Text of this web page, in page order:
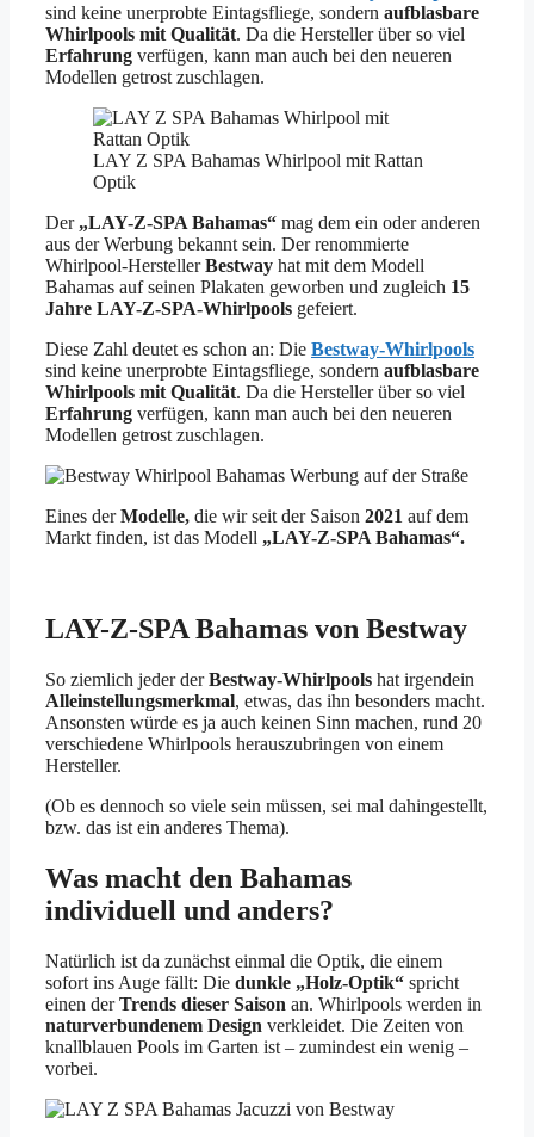
sind keine unerprobte Eintagsfliege, sondern aufblasbare
Whirlpools mit Qualität. Da die Hersteller über so viel
Erfahrung verfügen, kann man auch bei den neueren
Modellen getrost zuschlagen.
LAY Z SPA Bahamas Whirlpool mit Rattan
Optik
Der „LAY-Z-SPA Bahamas“ mag dem ein oder anderen
aus der Werbung bekannt sein. Der renommierte
Whirlpool-HerstellerBestway hat mit dem Modell
Bahamas auf seinen Plakaten geworben und zugleich 15
Jahre LAY-Z-SPA-Whirlpools gefeiert.
Diese Zahl deutet es schon an: Die Bestway-Whirlpools
sind keine unerprobte Eintagsfliege, sondern aufblasbare
Whirlpools mit Qualität. Da die Hersteller über so viel
Erfahrung verfügen, kann man auch bei den neueren
Modellen getrost zuschlagen.
Eines derModelle, die wir seit der Saison 2021 auf dem
Markt finden, ist das Modell „LAY-Z-SPA Bahamas“.
LAY-Z-SPA Bahamas von Bestway
So ziemlich jeder derBestway-Whirlpools hat irgendein
Alleinstellungsmerkmal, etwas, das ihn besonders macht.
Ansonsten würde es ja auch keinen Sinn machen, rund 20
verschiedene Whirlpools herauszubringen von einem
Hersteller.
(Ob es dennoch so viele sein müssen, sei mal dahingestellt,
bzw. das ist ein anderes Thema).
Was macht den Bahamas
individuell und anders?
Natürlich ist da zunächst einmal die Optik, die einem
sofort ins Auge fällt: Die dunkle „Holz-Optik“ spricht
einen derTrends dieser Saison an. Whirlpools werden in
naturverbundenem Design verkleidet. Die Zeiten von
knallblauen Pools im Garten ist – zumindest ein wenig –
vorbei.